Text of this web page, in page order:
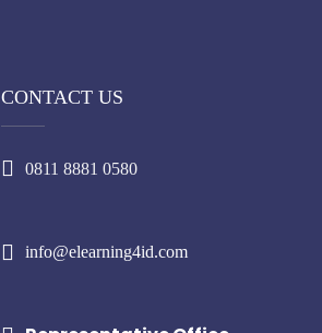
CONTACT US
0811 8881 0580
info@elearning4id.com